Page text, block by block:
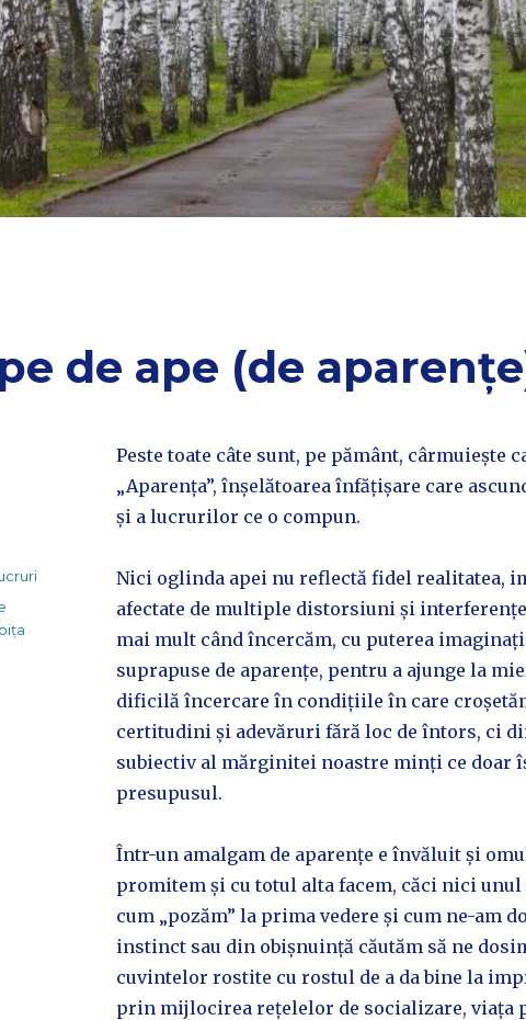
de ape (de
Peste toate câte sunt, pe pământ, cârmuiește
„Aparența”, înșelătoarea înfățișare care
și a lucrurilor ce o compun.
Nici oglinda apei nu reflectă fidel realitatea,
afectate de multiple distorsiuni și
mai mult când încercăm, cu puterea
suprapuse de aparențe, pentru a ajunge la
dificilă încercare în condițiile în care
certitudini și adevăruri fără loc de întors, ci
subiectiv al mărginitei noastre minți ce doar
presupusul.
Într-un amalgam de aparențe e învăluit și
promitem și cu totul alta facem, căci nici
cum „pozăm” la prima vedere și cum ne-am
instinct sau din obișnuință căutăm să ne
cuvintelor rostite cu rostul de a da bine la
prin mijlocirea rețelelor de socializare, viața